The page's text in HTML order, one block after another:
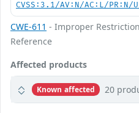
CVSS:3.1/AV:N/AC:L/
CWE-611 - Improper
Reference
Affected products
Known affected 20